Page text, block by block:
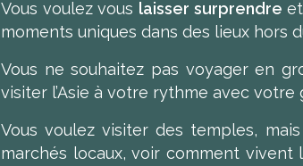
Vous voulez vous laisser surprendre
moments uniques dans des lieux hors
Vous ne souhaitez pas voyager en
visiter l’Asie à votre rythme avec votre
Vous voulez visiter des temples,
marchés locaux, voir comment vivent